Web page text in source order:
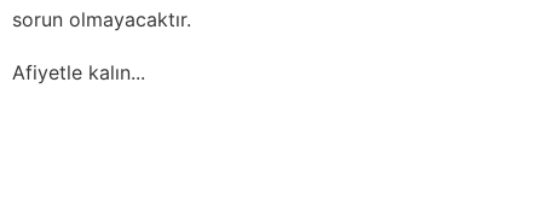
sorun olmayacaktır.
Afiyetle kalın...